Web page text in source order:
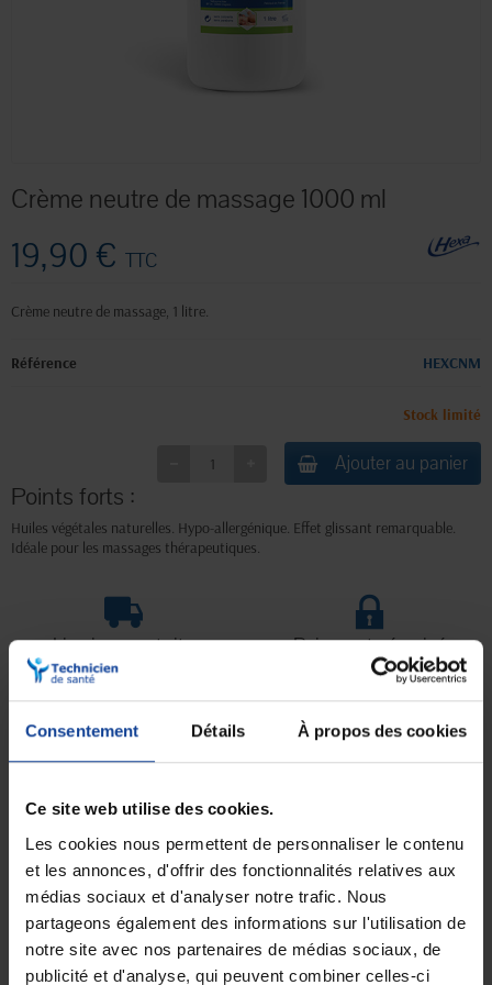
Consentement Détails À propos des cookies
Ce site web utilise des cookies.
Les cookies nous permettent de personnaliser le contenu
et les annonces, d'offrir des fonctionnalités relatives aux
médias sociaux et d'analyser notre trafic. Nous
partageons également des informations sur l'utilisation de
notre site avec nos partenaires de médias sociaux, de
publicité et d'analyse, qui peuvent combiner celles-ci
Crème neutre de massage 1000 ml
19,90 € TTC
Crème neutre de massage, 1 litre.
Référence HEXCNM
Stock limité
Ajouter au panier
Points forts :
Huiles végétales naturelles. Hypo-allergénique. Effet glissant remarquable.
Idéale pour les massages thérapeutiques.
Livraison gratuite
En magasin Technicien de santé
En France à domicile à partir de 99€
d'achats
Paiement sécurisé
Paiement en ligne 100% sécurisé par
carte bancaire ou Paypal
soignée et discrète
Lundi au jeudi : 9h à 12h30 - 13h30 à
Le vendredi jusqu'à 17h
Description
Formulée à base d’huile blanche médicinale, de glycérine végétale et